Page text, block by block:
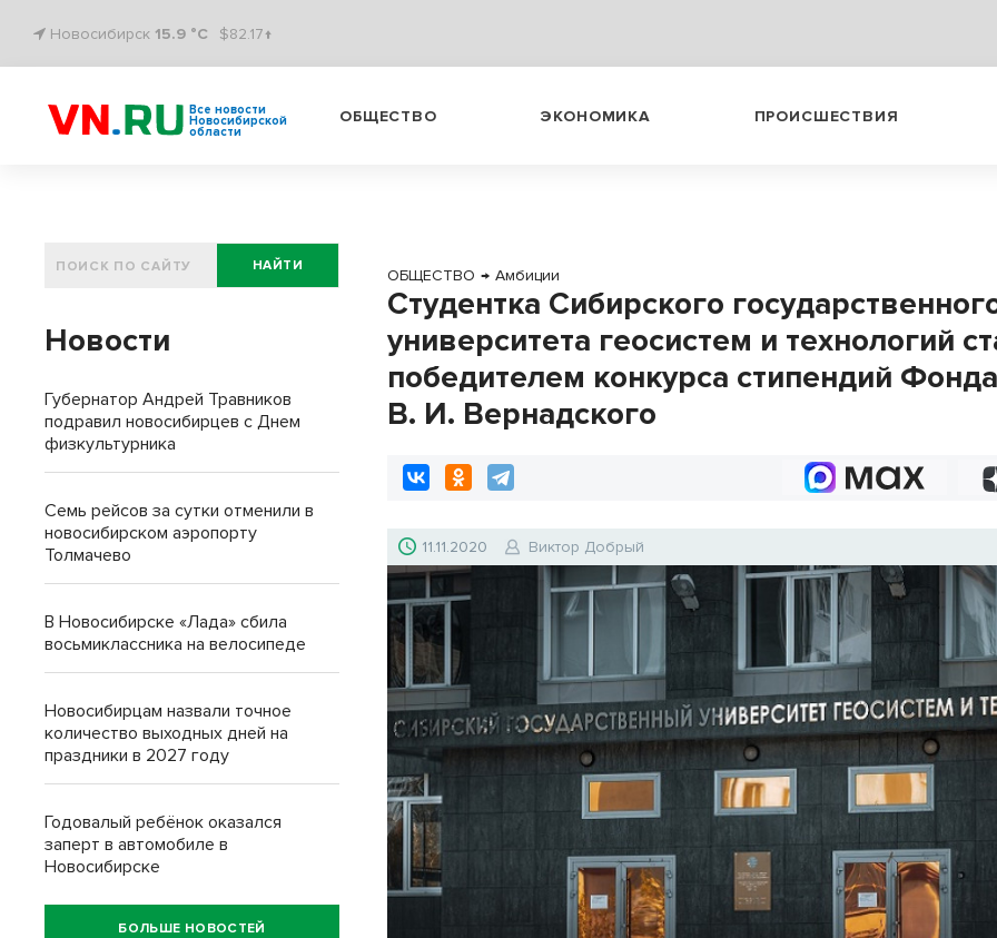
Новосибирск 15.9 °C $82.17↑
Все новости
Новосибирской
области
ОБЩЕСТВО ЭКОНОМИКА ПРОИСШЕСТВИЯ
ОБЩЕСТВО → Амбиции
Студентка Сибирского
университета геосистем и технологий
победителем конкурса стипендий
В. И. Вернадского
11.11.2020 Виктор Добрый
НАЙТИ
Новости
Губернатор Андрей Травников
подравил новосибирцев с Днем
физкультурника
Семь рейсов за сутки отменили в
новосибирском аэропорту
Толмачево
В Новосибирске «Лада» сбила
восьмиклассника на велосипеде
Новосибирцам назвали точное
количество выходных дней на
праздники в 2027 году
Годовалый ребёнок оказался
заперт в автомобиле в
Новосибирске
БОЛЬШЕ НОВОСТЕЙ